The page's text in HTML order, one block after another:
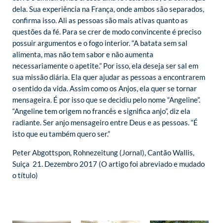
dela. Sua experiência na França, onde ambos são separados,
confirma isso. Ali as pessoas são mais ativas quanto as
questões da fé. Para se crer de modo convincente é preciso
possuir argumentos e o fogo interior. “A batata sem sal
alimenta, mas não tem sabor e não aumenta
necessariamente o apetite.” Por isso, ela deseja ser sal em
sua missão diária. Ela quer ajudar as pessoas a encontrarem
o sentido da vida. Assim como os Anjos, ela quer se tornar
mensageira. É por isso que se decidiu pelo nome “Angeline”.
“Angeline tem origem no francês e significa anjo”, diz ela
radiante. Ser anjo mensageiro entre Deus e as pessoas. “É
isto que eu também quero ser.”
Peter Abgottspon, Rohnezeitung (Jornal), Cantão Wallis,
Suiça 21. Dezembro 2017 (O artigo foi abreviado e mudado
o título)